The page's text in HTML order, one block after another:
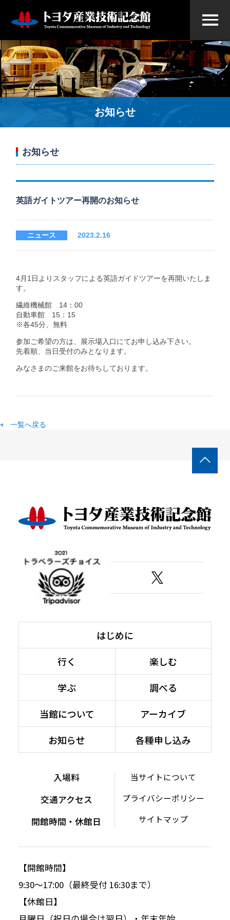
お知らせ
お知らせ
英語ガイトツアー再開のお知らせ
ニュース 2023.2.16
4月1日よりスタッフによる英語ガイドツアーを再開いたしま
す。
繊維機械館 14：00
自動車館 15：15
※各45分、無料
参加ご希望の方は、展示場入口にてお申し込み下さい。
先着順、当日受付のみとなります。
みなさまのご来館をお待ちしております。
一覧へ戻る

はじめに
行く
楽しむ
学ぶ
調べる
当館について
アーカイブ
お知らせ
各種申し込み
入場料
交通アクセス
開館時間・休館日
当サイトについて
プライバシーポリシー
サイトマップ
【開館時間】
9:30～17:00（最終受付 16:30まで）
【休館日】